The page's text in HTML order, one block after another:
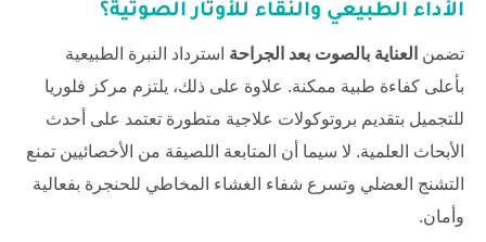
الأداء الطبيعي والنقاء للأوتار الصوتية؟
تضمن العناية بالصوت بعد الجراحة استرداد النبرة الطبيعية
بأعلى كفاءة طبية ممكنة. علاوة على ذلك، يلتزم مركز فلوريا
للتجميل بتقديم بروتوكولات علاجية متطورة تعتمد على أحدث
الأبحاث العلمية. لا سيما أن المتابعة اللصيقة من الأخصائيين تمنع
التشنج العضلي وتسرع شفاء الغشاء المخاطي للحنجرة بفعالية
وأمان.